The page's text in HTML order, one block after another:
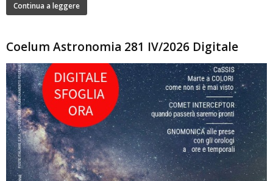
Continua a leggere
Coelum Astronomia 281 IV/2026 Digitale